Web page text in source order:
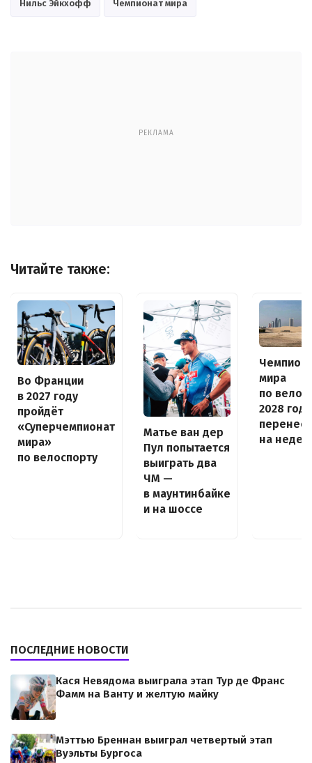
Нильс Эйкхофф Чемпионат мира
РЕКЛАМА
Читайте также:
Во Франции
в 2027 году
пройдёт
«Суперчемпионат
мира»
по велоспорту
Матье ван дер
Пул попытается
выиграть два
ЧМ —
в маунтинбайке
и на шоссе
мира
по
2028 года
на
ПОСЛЕДНИЕ НОВОСТИ
Кася Невядома выиграла этап Тур де Франс
Фамм на Ванту и желтую майку
Мэттью Бреннан выиграл четвертый этап
Вуэльты Бургоса